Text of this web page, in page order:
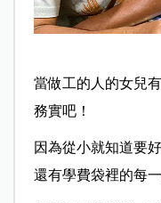
當做工的人的女兒
務實吧！
因為從小就知道要
還有學費袋裡的每一